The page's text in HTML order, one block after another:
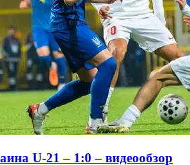
U-21 – 1:0 – видеообзор